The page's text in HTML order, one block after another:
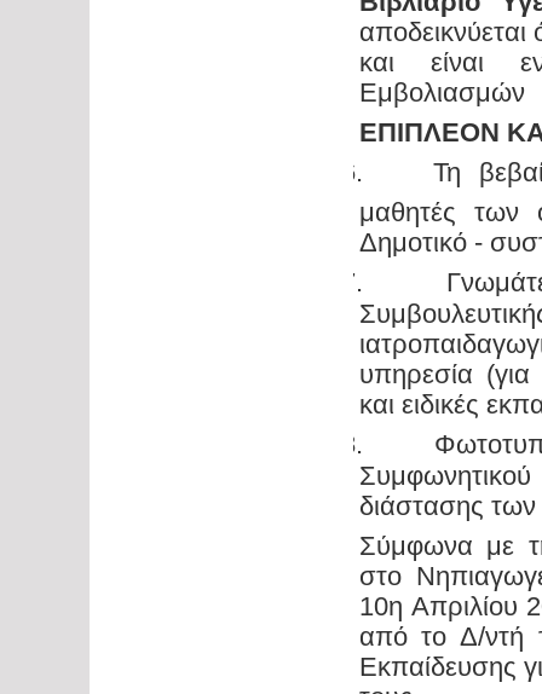
και είναι
Εμβολιασμών
ΕΠΙΠΛΕΟΝ
6.
Τη
μαθητές των
Δημοτικό -
7.
υπηρεσία
και ειδικές
8.
Συμφωνητικού
διάστασης
Σύμφωνα με
στο
10η Απριλίου
από το Δ/ντή
Εκπαίδευσης